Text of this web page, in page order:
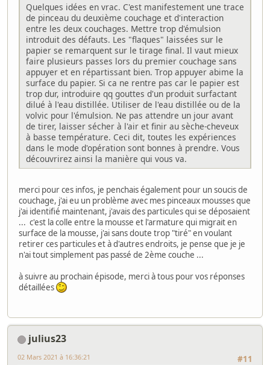
Quelques idées en vrac. C'est manifestement une trace
de pinceau du deuxième couchage et d'interaction
entre les deux couchages. Mettre trop d'émulsion
introduit des défauts. Les "flaques" laissées sur le
papier se remarquent sur le tirage final. Il vaut mieux
faire plusieurs passes lors du premier couchage sans
appuyer et en répartissant bien. Trop appuyer abime la
surface du papier. Si ca ne rentre pas car le papier est
trop dur, introduire qq gouttes d'un produit surfactant
dilué à l'eau distillée. Utiliser de l'eau distillée ou de la
volvic pour l'émulsion. Ne pas attendre un jour avant
de tirer, laisser sécher à l'air et finir au sèche-cheveux
à basse température. Ceci dit, toutes les expériences
dans le mode d'opération sont bonnes à prendre. Vous
découvrirez ainsi la manière qui vous va.
merci pour ces infos, je penchais également pour un soucis de
couchage, j'ai eu un problème avec mes pinceaux mousses que
j'ai identifié maintenant, j'avais des particules qui se déposaient
... c'est la colle entre la mousse et l'armature qui migrait en
surface de la mousse, j'ai sans doute trop "tiré" en voulant
retirer ces particules et à d'autres endroits, je pense que je je
n'ai tout simplement pas passé de 2ème couche ...
à suivre au prochain épisode, merci à tous pour vos réponses
détaillées
julius23
#11
02 Mars 2021 à 16:36:21